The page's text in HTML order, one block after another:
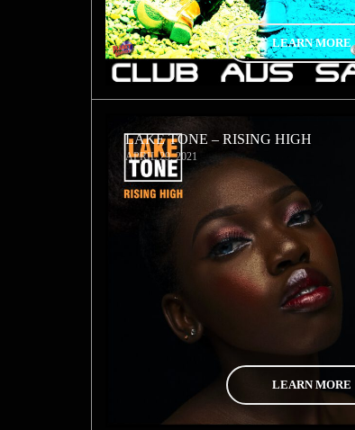
LEARN MORE
LAKE TONE – RISING HIGH
APRIL 29, 2021
LEARN MORE